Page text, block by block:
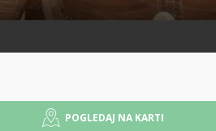
POGLEDAJ NA KARTI